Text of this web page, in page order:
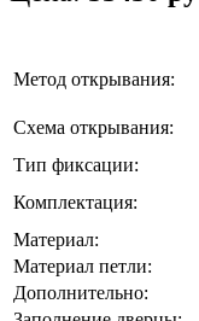
Метод открывания:
Схема открывания:
Тип фиксации:
Комплектация:
Материал:
Материал петли:
Дополнительно: